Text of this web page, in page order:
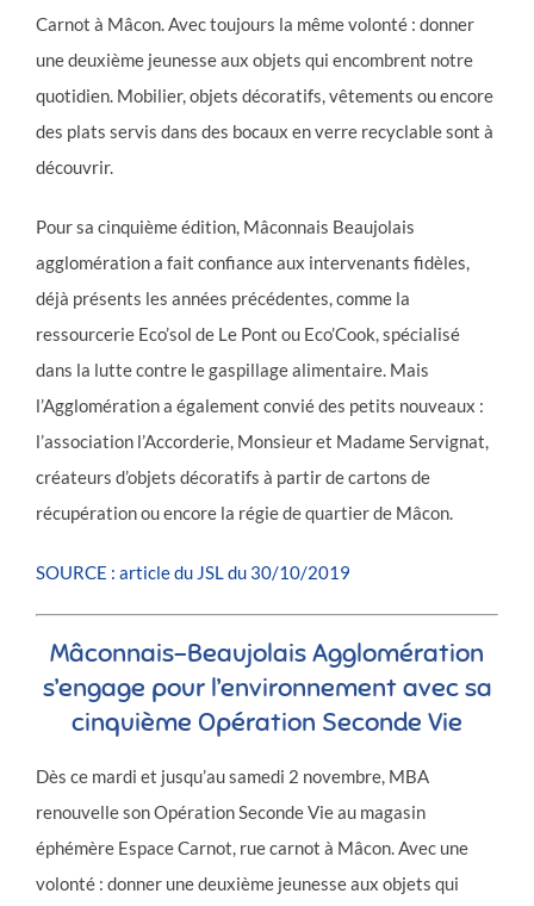
Carnot à Mâcon. Avec toujours la même volonté : donner
une deuxième jeunesse aux objets qui encombrent notre
quotidien. Mobilier, objets décoratifs, vêtements ou encore
des plats servis dans des bocaux en verre recyclable sont à
découvrir.
Pour sa cinquième édition, Mâconnais Beaujolais
agglomération a fait confiance aux intervenants fidèles,
déjà présents les années précédentes, comme la
ressourcerie Eco’sol de Le Pont ou Eco’Cook, spécialisé
dans la lutte contre le gaspillage alimentaire. Mais
l’Agglomération a également convié des petits nouveaux :
l’association l’Accorderie, Monsieur et Madame Servignat,
créateurs d’objets décoratifs à partir de cartons de
récupération ou encore la régie de quartier de Mâcon.
SOURCE : article du JSL du 30/10/2019
Mâconnais-Beaujolais Agglomération
s’engage pour l’environnement avec sa
cinquième Opération Seconde Vie
Dès ce mardi et jusqu’au samedi 2 novembre, MBA
renouvelle son Opération Seconde Vie au magasin
éphémère Espace Carnot, rue carnot à Mâcon. Avec une
volonté : donner une deuxième jeunesse aux objets qui